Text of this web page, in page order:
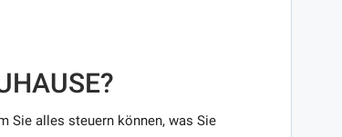
Sie alles steuern können, was Sie